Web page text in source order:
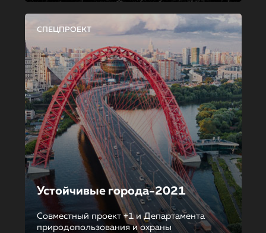
СПЕЦПРОЕКТ
Устойчивые города-2021
Совместный проект +1 и Департамента
природопользования и охраны